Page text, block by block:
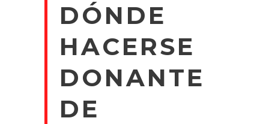
DÓNDE
HACERSE
DONANTE
DE